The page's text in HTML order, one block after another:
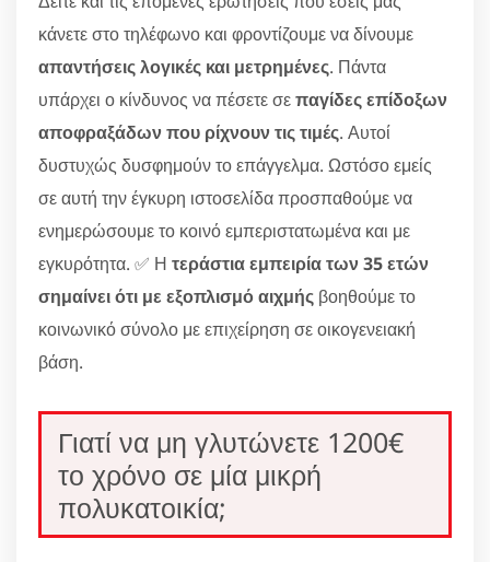
κάνετε στο τηλέφωνο και φροντίζουμε να δίνουμε
απαντήσεις λογικές και μετρημένες. Πάντα
υπάρχει ο κίνδυνος να πέσετε σεπαγίδες επίδοξων
αποφραξάδων που ρίχνουν τις τιμές. Αυτοί
δυστυχώς δυσφημούν το επάγγελμα. Ωστόσο εμείς
σε αυτή την έγκυρη ιστοσελίδα προσπαθούμε να
ενημερώσουμε το κοινό εμπεριστατωμένα και με
εγκυρότητα. ✅ Η τεράστια εμπειρία των 35 ετών
σημαίνει ότι με εξοπλισμό αιχμής βοηθούμε το
κοινωνικό σύνολο με επιχείρηση σε οικογενειακή
βάση.
Γιατί να μη γλυτώνετε 1200€
το χρόνο σε μία μικρή
πολυκατοικία;